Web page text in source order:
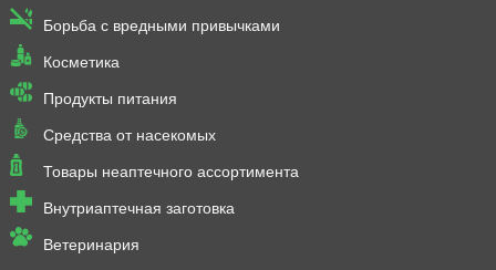
Борьба с вредными привычками
Косметика
Продукты питания
Средства от насекомых
Товары неаптечного ассортимента
Внутриаптечная заготовка
Ветеринария